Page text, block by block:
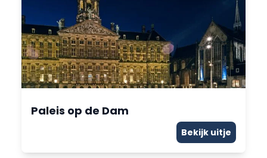
Paleis op de Dam
Bekijk uitje